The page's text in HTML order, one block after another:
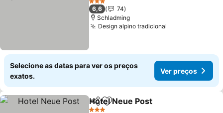
3 Estrelas
6,6
74
Schladming
Design alpino tradicional
Selecione as datas para ver os preços
exatos.
Ver preços
PartilharAdicionar aos favoritos
Hotel Neue Post